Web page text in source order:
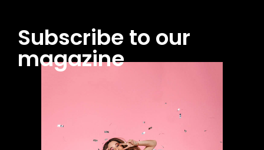
Subscribe to our
magazine